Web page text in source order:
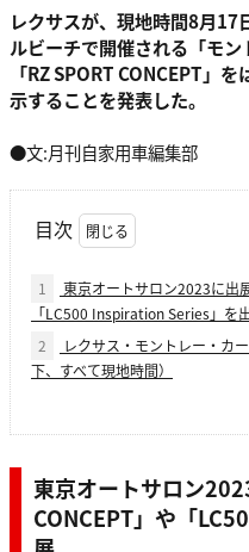
レクサスが、現地時間8月
ルビーチで開催される「モ
「RZ SPORT CONCEPT」
示することを発表した。
●文:月刊自家用車編集部
目次
1
東京オートサロン2023に出
「LC500 Inspiration Series」を
2
レクサス・モントレー・カ
下、すべて現地時間）
東京オートサロン
CONCEPT」や「